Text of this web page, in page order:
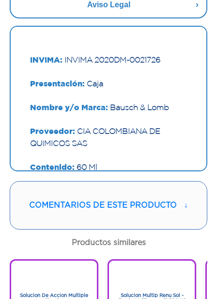
Aviso Legal
INVIMA: INVIMA 2020DM-0021726
Presentación: Caja
Nombre y/o Marca: Bausch & Lomb
Proveedor: CIA COLOMBIANA DE
QUIMICOS SAS
Contenido: 60 Ml
COMENTARIOS DE ESTE PRODUCTO ↓
Productos similares
Solucion De Accion Multiple
Solucion Multip Renu Sol -